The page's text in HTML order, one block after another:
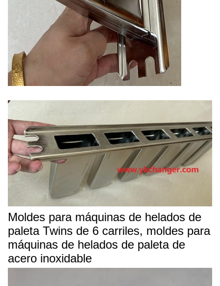
Moldes para máquinas de helados de
paleta Twins de 6 carriles, moldes para
máquinas de helados de paleta de
acero inoxidable